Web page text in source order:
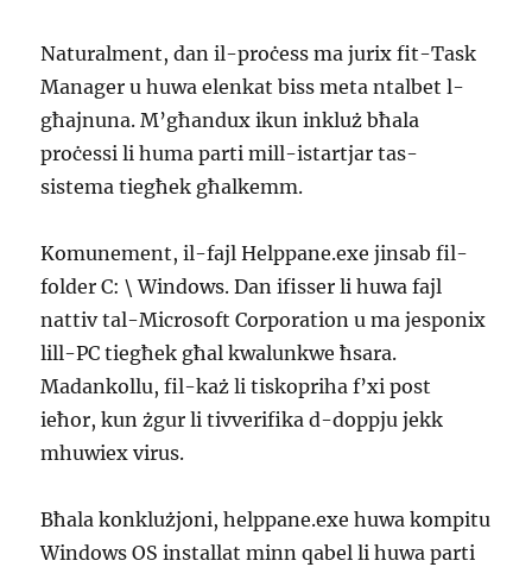
Naturalment, dan il-proċess ma jurix fit-Task
Manager u huwa elenkat biss meta ntalbet l-
għajnuna. M’għandux ikun inkluż bħala
proċessi li huma parti mill-istartjar tas-
sistema tiegħek għalkemm.
Komunement, il-fajl Helppane.exe jinsab fil-
folder C: \ Windows. Dan ifisser li huwa fajl
nattiv tal-Microsoft Corporation u ma jesponix
lill-PC tiegħek għal kwalunkwe ħsara.
Madankollu, fil-każ li tiskopriha f’xi post
ieħor, kun żgur li tivverifika d-doppju jekk
mhuwiex virus.
Bħala konklużjoni, helppane.exe huwa kompitu
Windows OS installat minn qabel li huwa parti